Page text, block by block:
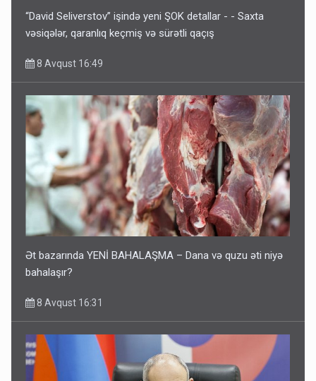
“David Seliverstov” işində yeni ŞOK detallar - - Saxta
vəsiqələr, qaranlıq keçmiş və sürətli qaçış
8 Avqust 16:49
Ət bazarında YENİ BAHALAŞMA – Dana və quzu əti niyə
bahalaşır?
8 Avqust 16:31